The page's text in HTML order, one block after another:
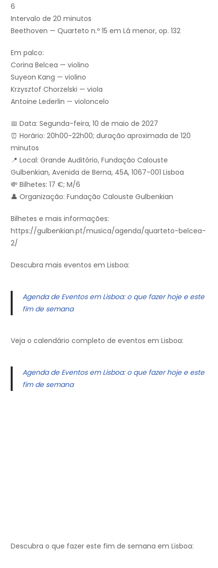
6
Intervalo de 20 minutos
Beethoven — Quarteto n.º 15 em Lá menor, op. 132
Em palco:
Corina Belcea — violino
Suyeon Kang — violino
Krzysztof Chorzelski — viola
Antoine Lederlin — violoncelo
📅 Data: Segunda-feira, 10 de maio de 2027
⏰ Horário: 20h00-22h00; duração aproximada de 120
minutos
📍 Local: Grande Auditório, Fundação Calouste
Gulbenkian, Avenida de Berna, 45A, 1067-001 Lisboa
💸 Bilhetes: 17 €; M/6
👤 Organização: Fundação Calouste Gulbenkian
Bilhetes e mais informações:
https://gulbenkian.pt/musica/agenda/quarteto-belcea-
2/
Descubra mais eventos em Lisboa:
Agenda de Eventos em Lisboa: o que fazer hoje e este
fim de semana
Veja o calendário completo de eventos em Lisboa:
Agenda de Eventos em Lisboa: o que fazer hoje e este
fim de semana
Descubra o que fazer este fim de semana em Lisboa: